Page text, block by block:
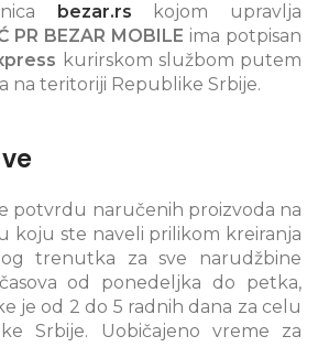
bezar.rs kojom upravlja
PR BEZAR MOBILE ima potpisan
kurirskom službom putem
na teritoriji Republike Srbije.
potvrdu naručenih proizvoda na
koju ste naveli prilikom kreiranja
trenutka za sve narudžbine
od ponedeljka do petka,
je od 2 do 5 radnih dana za celu
Srbije. Uobičajeno vreme za